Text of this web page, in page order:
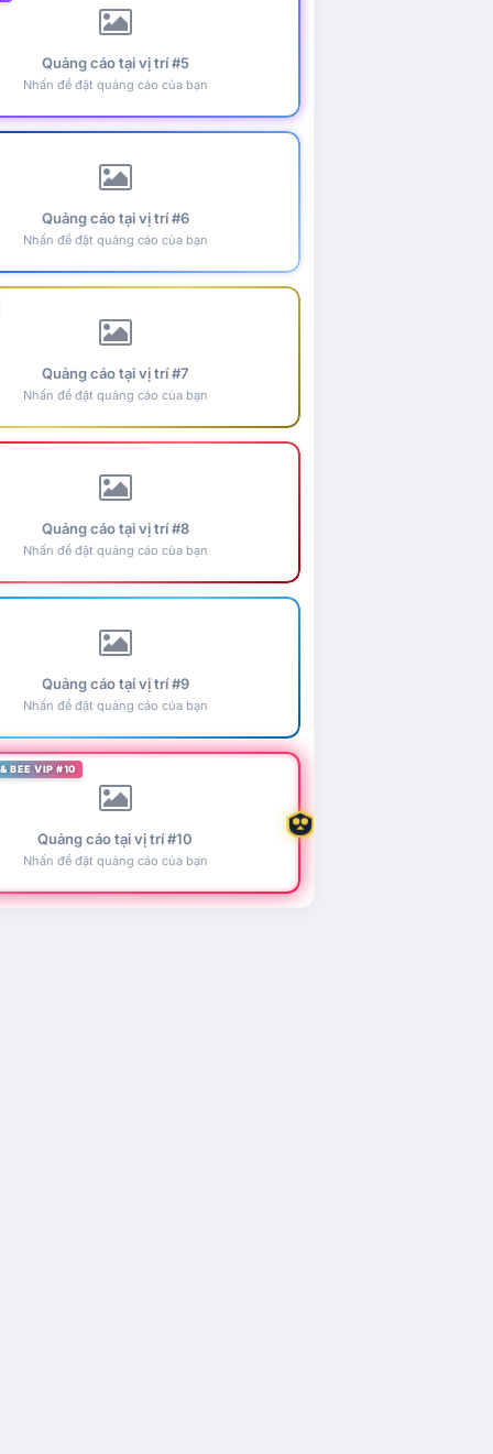
Quảng cáo tại vị trí #5
Nhấn để đặt quảng cáo của bạn
Quảng cáo tại vị trí #6
Nhấn để đặt quảng cáo của bạn
Quảng cáo tại vị trí #7
Nhấn để đặt quảng cáo của bạn
Quảng cáo tại vị trí #8
Nhấn để đặt quảng cáo của bạn
Quảng cáo tại vị trí #9
Nhấn để đặt quảng cáo của bạn
BEE VIP #10
Quảng cáo tại vị trí #10
Nhấn để đặt quảng cáo của bạn